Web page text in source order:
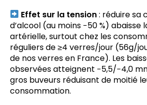
Effet sur la tension: réduire sa
d’alcool (au moins −50 %) abaisse
artérielle, surtout chez les
réguliers de ≥4 verres/jour (56g/
de nos verres en France). Les
observées atteignent −5,5/−4,0
gros buveurs réduisant de moitié
consommation.